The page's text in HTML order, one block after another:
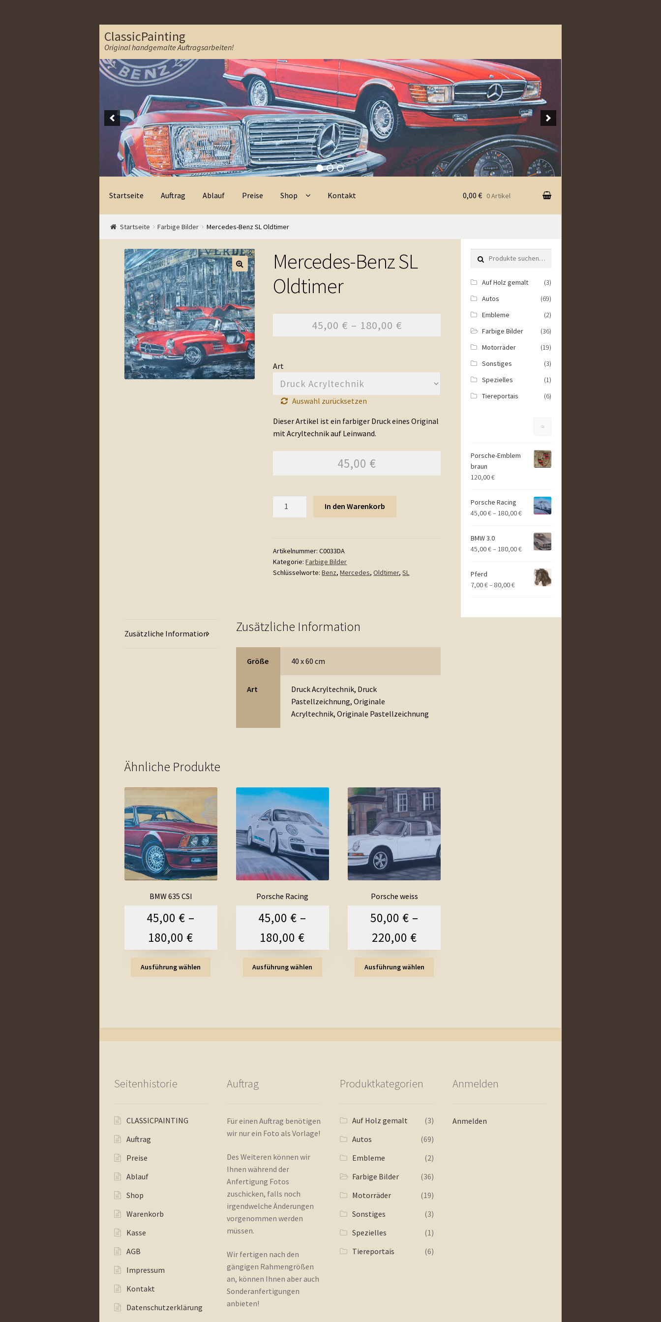
ClassicPainting
Original handgemalte Auftragsarbeiten!
Startseite
Auftrag Ablauf Preise Shop Kontakt
StartAuftrag PreiseAblauf ShopWarenkorbKasseAGB
0,00 € 0 Artikel
Startseite Farbige Bilder Mercedes-Benz SL Oldtimer
Mercedes-Benz SL
Oldtimer
45,00 € – 180,00 €
Art
Auswahl zurücksetzen
Dieser Artikel ist ein farbiger Druck eines Original
mit Acryltechnik auf Leinwand.
45,00 €
Anzahl In den Warenkorb
Artikelnummer:C0033DA
Kategorie:Farbige Bilder
Schlüsselworte:Benz,Mercedes,Oldtimer,SL
Zusätzliche Information Zusätzliche Information
Größe 40 x 60 cm
Art
Druck Acryltechnik, Druck
Pastellzeichnung, Originale
Acryltechnik, Originale Pastellzeichnung
Ähnliche Produkte
BMW 635 CSI
45,00 € –
180,00 €
Ausführung wählen
Porsche Racing
45,00 € –
180,00 €
Ausführung wählen
Porsche weiss
50,00 € –
220,00 €
Ausführung wählen
Suche nach:
Auf Holz gemalt
(3)
Autos
(69)
Embleme
(2)
Farbige Bilder
(36)
Motorräder
(19)
Sonstiges
(3)
Spezielles
(1)
Tiereportais
(6)
Porsche-Emblem
braun
120,00€
Porsche Racing
45,00€– 180,00€
BMW 3.0
45,00€– 180,00€
Pferd
7,00€–80,00€
Seitenhistorie
CLASSICPAINTING
Auftrag
Preise
Ablauf
Shop
Warenkorb
Kasse
AGB
Impressum
Kontakt
Datenschutzerklärung
Auftrag
Für einen Auftrag benötigen
wir nur ein Foto als Vorlage!
Des Weiteren können wir
Ihnen während der
Anfertigung Fotos
zuschicken, falls noch
irgendwelche Änderungen
vorgenommen werden
müssen.
Wir fertigen nach den
gängigen Rahmengrößen
an, können Ihnen aber auch
Sonderanfertigungen
anbieten!
Produktkategorien
Auf Holz gemalt
(3)
Autos
(69)
Embleme
(2)
Farbige Bilder
(36)
Motorräder
(19)
Sonstiges
(3)
Spezielles
(1)
Tiereportais
(6)
Anmelden
Anmelden